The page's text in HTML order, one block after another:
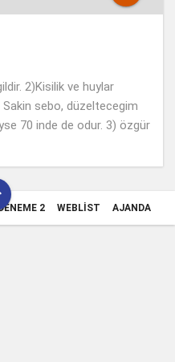
2)Kisilik ve huylar
sebo, düzeltecegim
70 inde de odur. 3) özgür
2 WEBLIST AJANDA